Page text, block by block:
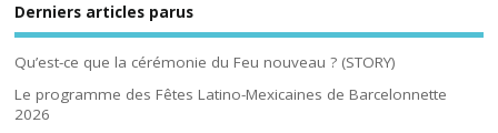
Derniers articles parus
Qu’est-ce que la cérémonie du Feu nouveau ? (STORY)
Le programme des Fêtes Latino-Mexicaines de Barcelonnette
2026